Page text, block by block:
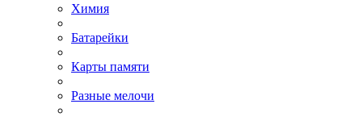
Химия
Батарейки
Карты памяти
Разные мелочи